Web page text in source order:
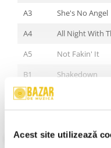
Acest site utilizează
A3
She's No Angel
A4
All Night With
A5
Not Fakin' It
B1
Shakedown
B2
B4
Smokescreen
Stare Coperta:Near Mint